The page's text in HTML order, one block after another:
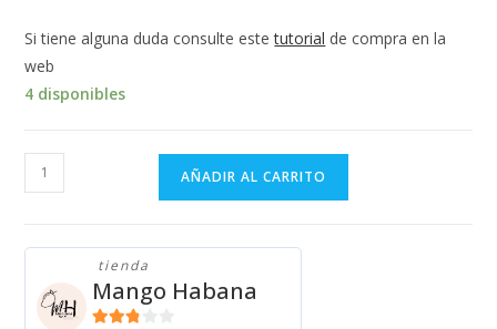
Si tiene alguna duda consulte estetutorial de compra en la
web
4 disponibles
PAR
DE
TRUE
MDS3
AÑADIR AL CARRITO
tienda
Mango Habana